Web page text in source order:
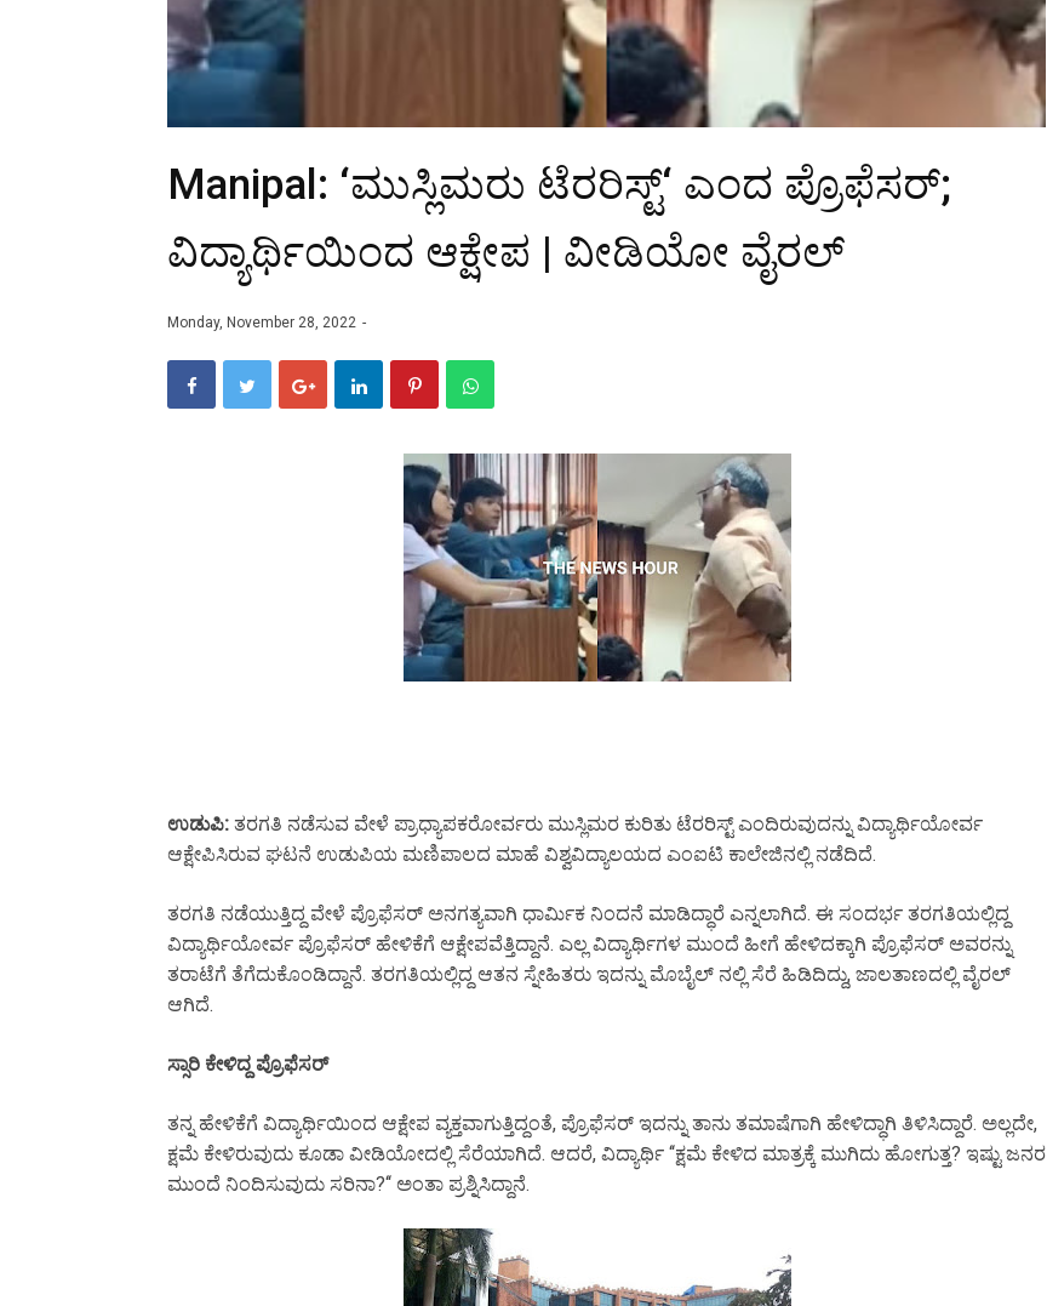
Manipal: ‘ಮುಸ್ಲಿಮರು ಟೆರರಿಸ್ಟ್‘ ಎಂದ ಪ್ರೊಫೆಸರ್;
ವಿದ್ಯಾರ್ಥಿಯಿಂದ ಆಕ್ಷೇಪ | ವೀಡಿಯೋ ವೈರಲ್
Monday, November 28, 2022
ಉಡುಪಿ: ತರಗತಿ ನಡೆಸುವ ವೇಳೆ ಪ್ರಾಧ್ಯಾಪಕರೋರ್ವರು ಮುಸ್ಲಿಮರ ಕುರಿತು ಟೆರರಿಸ್ಟ್ ಎಂದಿರುವುದನ್ನು ವಿದ್ಯಾರ್ಥಿಯೋರ್ವ
ಆಕ್ಷೇಪಿಸಿರುವ ಘಟನೆ ಉಡುಪಿಯ ಮಣಿಪಾಲದ ಮಾಹೆ ವಿಶ್ವವಿದ್ಯಾಲಯದ ಎಂಐಟಿ ಕಾಲೇಜಿನಲ್ಲಿ ನಡೆದಿದೆ.
ತರಗತಿ ನಡೆಯುತ್ತಿದ್ದ ವೇಳೆ ಪ್ರೊಫೆಸರ್ ಅನಗತ್ಯವಾಗಿ ಧಾರ್ಮಿಕ ನಿಂದನೆ ಮಾಡಿದ್ಧಾರೆ ಎನ್ನಲಾಗಿದೆ. ಈ ಸಂದರ್ಭ ತರಗತಿಯಲ್ಲಿದ್ದ
ವಿದ್ಯಾರ್ಥಿಯೋರ್ವ ಪ್ರೊಫೆಸರ್ ಹೇಳಿಕೆಗೆ ಆಕ್ಷೇಪವೆತ್ತಿದ್ದಾನೆ. ಎಲ್ಲ ವಿದ್ಯಾರ್ಥಿಗಳ ಮುಂದೆ ಹೀಗೆ ಹೇಳಿದಕ್ಕಾಗಿ ಪ್ರೊಫೆಸರ್ ಅವರನ್ನು
ತರಾಟೆಗೆ ತೆಗೆದುಕೊಂಡಿದ್ದಾನೆ. ತರಗತಿಯಲ್ಲಿದ್ದ ಆತನ ಸ್ನೇಹಿತರು ಇದನ್ನು ಮೊಬೈಲ್ ನಲ್ಲಿ ಸೆರೆ ಹಿಡಿದಿದ್ದು, ಜಾಲತಾಣದಲ್ಲಿ ವೈರಲ್
ಆಗಿದೆ.
ಸ್ಸಾರಿ ಕೇಳಿದ್ದ ಪ್ರೊಫೆಸರ್
ತನ್ನ ಹೇಳಿಕೆಗೆ ವಿದ್ಯಾರ್ಥಿಯಿಂದ ಆಕ್ಷೇಪ ವ್ಯಕ್ತವಾಗುತ್ತಿದ್ದಂತೆ, ಪ್ರೊಫೆಸರ್ ಇದನ್ನು ತಾನು ತಮಾಷೆಗಾಗಿ ಹೇಳಿದ್ಧಾಗಿ ತಿಳಿಸಿದ್ದಾರೆ. ಅಲ್ಲದೇ,
ಕ್ಷಮೆ ಕೇಳಿರುವುದು ಕೂಡಾ ವೀಡಿಯೋದಲ್ಲಿ ಸೆರೆಯಾಗಿದೆ. ಆದರೆ, ವಿದ್ಯಾರ್ಥಿ ‘‘ಕ್ಷಮೆ ಕೇಳಿದ ಮಾತ್ರಕ್ಕೆ ಮುಗಿದು ಹೋಗುತ್ತ? ಇಷ್ಟು ಜನರ
ಮುಂದೆ ನಿಂದಿಸುವುದು ಸರಿನಾ?‘‘ ಅಂತಾ ಪ್ರಶ್ನಿಸಿದ್ದಾನೆ.